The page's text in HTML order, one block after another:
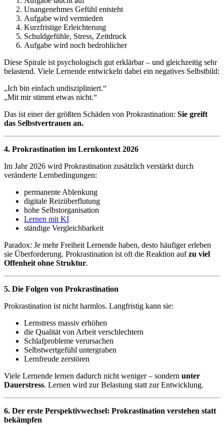
Unangenehmes Gefühl entsteht
Aufgabe wird vermieden
Kurzfristige Erleichterung
Schuldgefühle, Stress, Zeitdruck
Aufgabe wird noch bedrohlicher
Diese Spirale ist psychologisch gut erklärbar – und gleichzeitig sehr
belastend. Viele Lernende entwickeln dabei ein negatives Selbstbild:
„Ich bin einfach undiszipliniert.“
„Mit mir stimmt etwas nicht.“
Das ist einer der größten Schäden von Prokrastination: Sie greift
das Selbstvertrauen an.
4. Prokrastination im Lernkontext 2026
Im Jahr 2026 wird Prokrastination zusätzlich verstärkt durch
veränderte Lernbedingungen:
permanente Ablenkung
digitale Reizüberflutung
hohe Selbstorganisation
Lernen mit KI
ständige Vergleichbarkeit
Paradox: Je mehr Freiheit Lernende haben, desto häufiger erleben
sie Überforderung. Prokrastination ist oft die Reaktion aufzu viel
Offenheit ohne Struktur.
5. Die Folgen von Prokrastination
Prokrastination ist nicht harmlos. Langfristig kann sie:
Lernstress massiv erhöhen
die Qualität von Arbeit verschlechtern
Schlafprobleme verursachen
Selbstwertgefühl untergraben
Lernfreude zerstören
Viele Lernende lernen dadurch nicht weniger – sondern unter
Dauerstress. Lernen wird zur Belastung statt zur Entwicklung.
6. Der erste Perspektivwechsel: Prokrastination verstehen statt
bekämpfen